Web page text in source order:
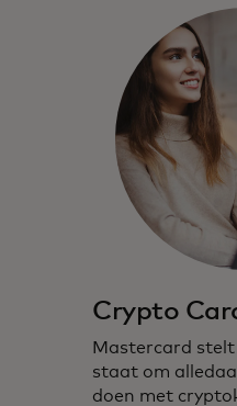
Crypto
Mastercard
staat om
doen met